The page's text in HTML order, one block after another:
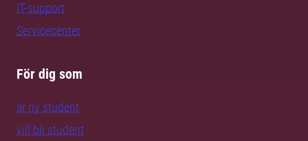
IT-support
Servicecenter
För dig som
är ny student
vill bli student